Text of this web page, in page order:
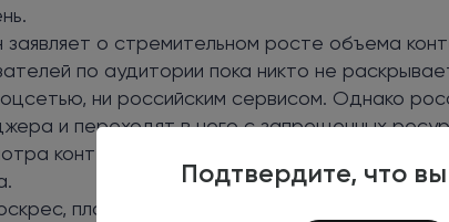
Подтвердите, что
заявляет о стремительном росте объема
по аудитории пока никто не
ни российским сервисом. Однако
и переходят в него с запрещенных
контента, а аудитория новостных каналов
платформа для блогов зафиксировала